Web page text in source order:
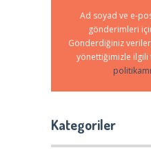
Ad soyad ve e-
gönderimleri
Gönderdiğiniz
yönettiğimizle ilgili
Kategoriler